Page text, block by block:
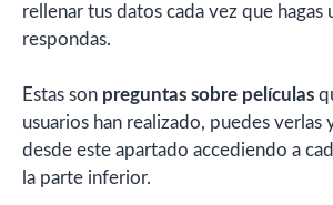
rellenar tus datos cada vez que hagas
respondas.
Estas son preguntas sobre películas
usuarios han realizado, puedes verlas
desde este apartado accediendo a
la parte inferior.